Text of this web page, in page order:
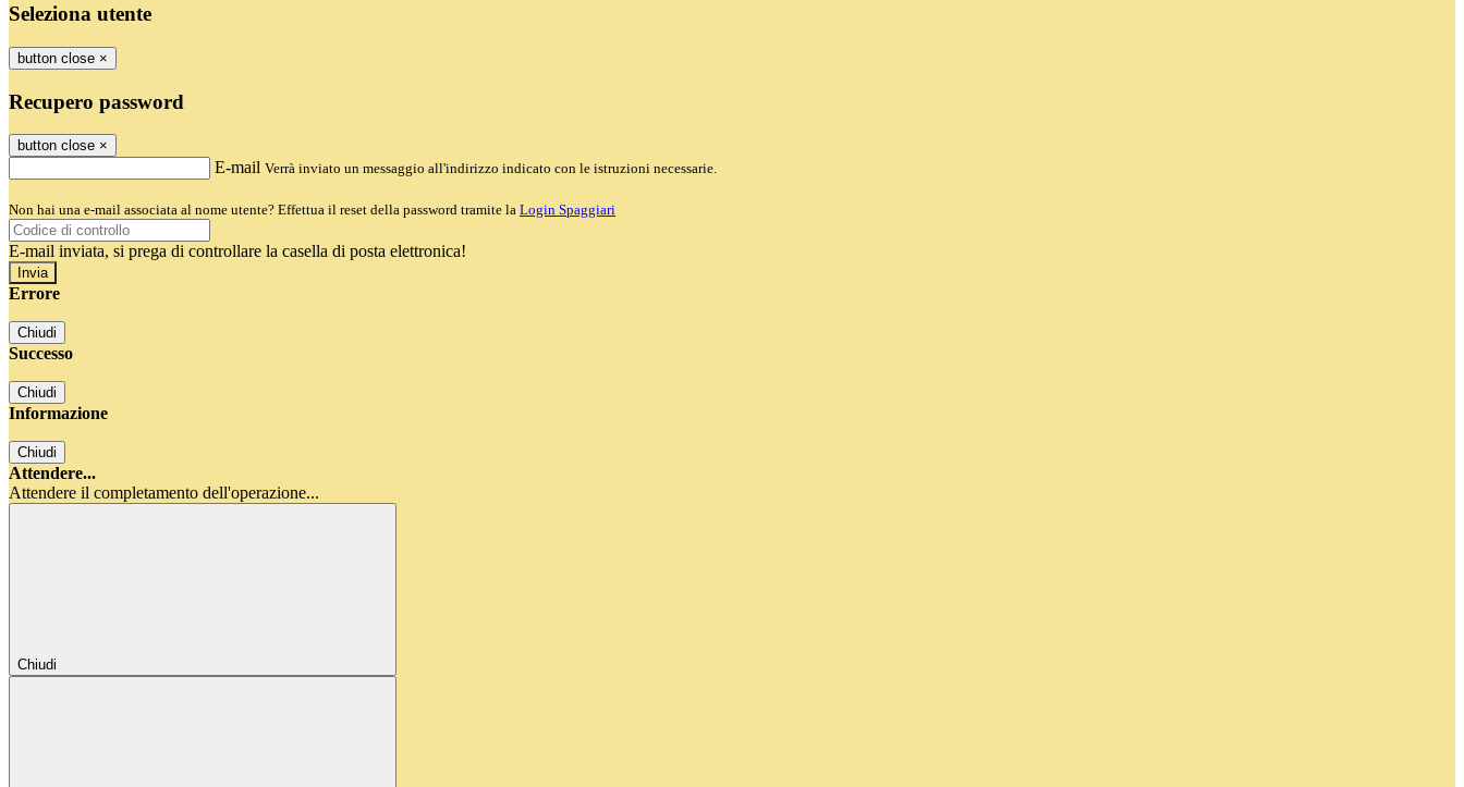
Seleziona utente
button close ×
Recupero password
button close ×
E-mail Verrà inviato un messaggio all'indirizzo indicato con le istruzioni necessarie.
Non hai una e-mail associata al nome utente? Effettua il reset della password tramite la Login Spaggiari
E-mail inviata, si prega di controllare la casella di posta elettronica!
Errore
Chiudi
Successo
Chiudi
Informazione
Chiudi
Attendere...
Attendere il completamento dell'operazione...
Chiudi